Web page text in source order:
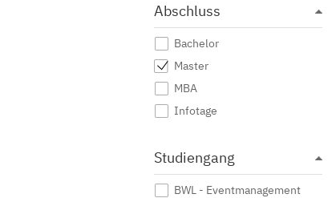
Abschluss
Bachelor
Master
MBA
Infotage
Studiengang
BWL - Eventmanagement